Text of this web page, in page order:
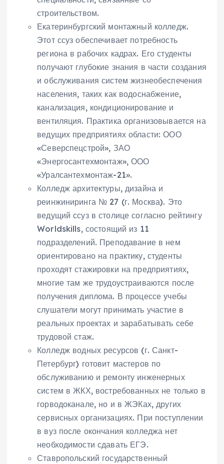
строительством.
Екатеринбургский монтажный колледж.
Этот ссуз обеспечивает потребность
региона в рабочих кадрах. Его студенты
получают глубокие знания в части создания
и обслуживания систем жизнеобеспечения
населения, таких как водоснабжение,
канализация, кондиционирование и
вентиляция. Практика организовывается на
ведущих предприятиях области: ООО
«Северспецстрой», ЗАО
«Энергосантехмонтаж», ООО
«Уралсантехмонтаж-21».
Колледж архитектуры, дизайна и
реинжиниринга № 27 (г. Москва). Это
ведущий ссуз в столице согласно рейтингу
Worldskills, состоящий из 11
подразделений. Преподавание в нем
ориентировано на практику, студенты
проходят стажировки на предприятиях,
многие там же трудоустраиваются после
получения диплома. В процессе учебы
слушатели могут принимать участие в
реальных проектах и зарабатывать себе
трудовой стаж.
Колледж водных ресурсов (г. Санкт-
Петербург) готовит мастеров по
обслуживанию и ремонту инженерных
систем в ЖКХ, востребованных не только в
горводоканале, но и в ЖЭКах, других
сервисных организациях. При поступлении
в вуз после окончания колледжа нет
необходимости сдавать ЕГЭ.
Ставропольский государственный